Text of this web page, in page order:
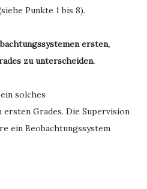
Punkte 1 bis 8).
ersten,
zu unterscheiden.
solches
ersten Grades. Die Supervision
ein Beobachtungssystem